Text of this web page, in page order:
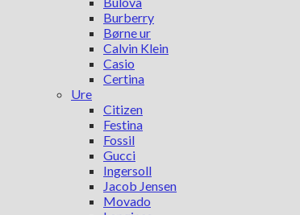
Burberry
Børne ur
Calvin Klein
Casio
Certina
Ure
Citizen
Festina
Fossil
Gucci
Ingersoll
Jacob Jensen
Movado